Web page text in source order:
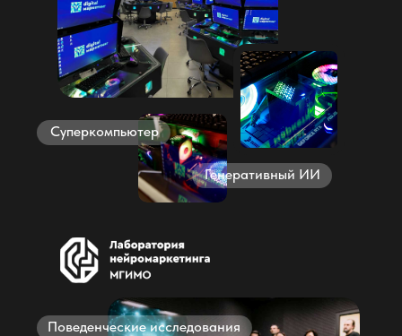
Поведенческие исследования
Генеративный ИИ
Суперкомпьютер